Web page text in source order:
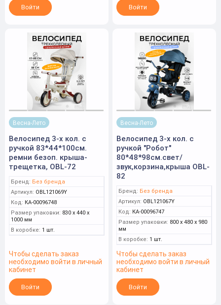
Войти Войти
Весна-Лето
Велосипед 3-х кол. с
ручкой 83*44*100см.
ремни безоп. крыша-
трещетка, OBL-72
Бренд: Без бренда
Артикул: OBL121069Y
Код: КА-00096748
Размер упаковки: 830 x 440 x
1000 мм
В коробке: 1 шт.
Чтобы сделать заказ
необходимо войти в личный
кабинет
Войти
Весна-Лето
Велосипед 3-х кол. с
ручкой "Робот"
80*48*98см.свет/
звук,корзина,крыша OBL-
82
Бренд: Без бренда
Артикул: OBL121067Y
Код: КА-00096747
Размер упаковки: 800 x 480 x 980
мм
В коробке: 1 шт.
Чтобы сделать заказ
необходимо войти в личный
кабинет
Войти